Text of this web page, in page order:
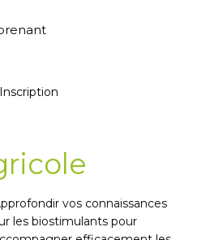
Inscription
vos connaissances
les biostimulants pour